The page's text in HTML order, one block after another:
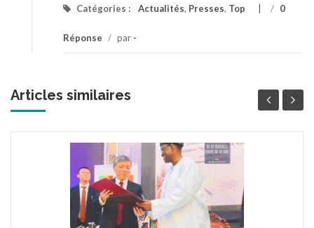
Catégories : Actualités, Presses, Top / 0
Réponse / par -
Articles similaires